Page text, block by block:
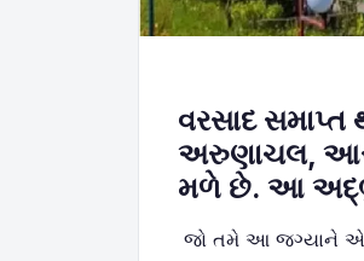
વરસાદ સમાપ્ત
અરુણાચલ,
મળે છે. આ
જો તમે આ જગ્યાને